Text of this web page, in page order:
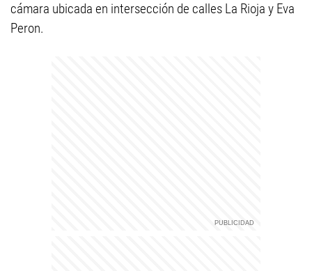
cámara ubicada en intersección de calles La Rioja y Eva
Peron.